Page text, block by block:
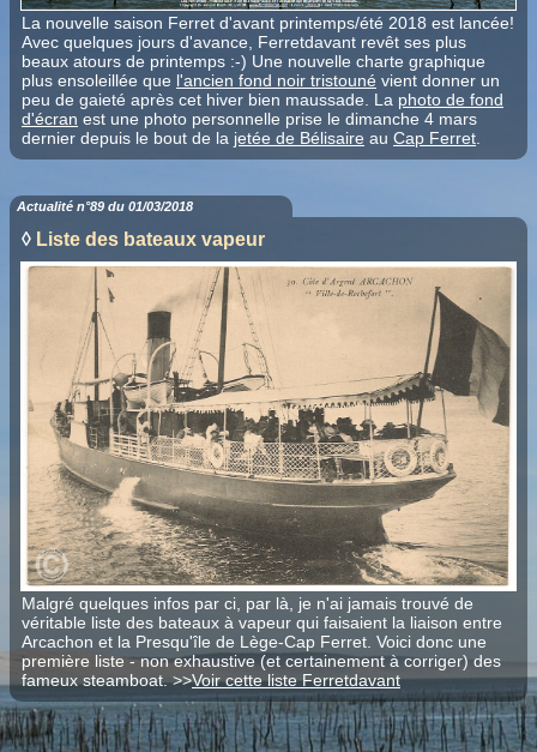
La nouvelle saison Ferret d'avant printemps/été 2018 est lancée!
Avec quelques jours d'avance, Ferretdavant revêt ses plus
beaux atours de printemps :-) Une nouvelle charte graphique
plus ensoleillée que l'ancien fond noir tristouné vient donner un
peu de gaieté après cet hiver bien maussade. La photo de fond
d'écran est une photo personnelle prise le dimanche 4 mars
dernier depuis le bout de la jetée de Bélisaire au Cap Ferret
Actualité n°89 du 01/03/2018
◊ Liste des bateaux vapeur
Malgré quelques infos par ci, par là, je n'ai jamais trouvé de
véritable liste des bateaux à vapeur qui faisaient la liaison entre
Arcachon et la Presqu'île de Lège-Cap Ferret. Voici donc une
première liste - non exhaustive (et certainement à corriger) des
fameux steamboat. >>Voir cette liste Ferretdavant